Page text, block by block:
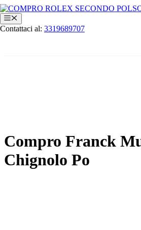
Vai
al
contenuto
Menu
Contattaci al: 3319689707
Compro Franck
Chignolo Po